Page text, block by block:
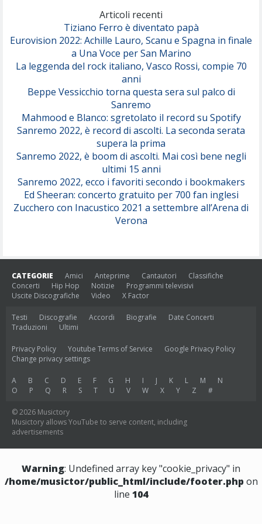
Serenamente
Articoli recenti
Tiziano Ferro è diventato papà
Eurovision 2022: Achille Lauro, Scanu e Spagna in finale
a Una Voce per San Marino
La leggenda del rock italiano, Vasco Rossi, compie 70
anni
Beppe Vessicchio torna questa sera sul palco di
Sanremo
Mahmood e Blanco: sgretolato il record su Spotify
Sanremo 2022, è record di ascolti. La seconda serata
supera la prima
Sanremo 2022, è boom di ascolti. Mai così bene negli
ultimi 15 anni
Sanremo 2022, ecco i favoriti secondo i bookmakers
Ed Sheeran: concerto gratuito per 700 fan inglesi
Zucchero con Inacustico 2021 a settembre all’Arena di
Verona
CATEGORIE Amici Anteprime Cantautori
Classifiche
Concerti
Hip Hop Notizie
Programmi televisivi
Uscite Discografiche
Video X Factor
Testi Discografie Accordi Biografie
Date Concerti
Traduzioni
Ultimi
Privacy Policy Youtube Terms of Service
Google Privacy Policy
Change privacy settings
A B C D E F G H I J K L M
N
O
P Q R S T U V W X Y Z #
© 2026 Musictory
Musictory allows YouTube to serve content, including
advertisements
Warning: Undefined array key "cookie_privacy" in
/home/musictor/public_html/include/footer.php on
line 104